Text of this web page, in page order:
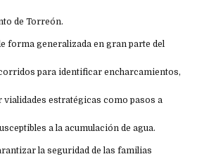
de Torreón.
forma generalizada en gran parte del
para identificar encharcamientos,
estratégicas como pasos a
a la acumulación de agua.
la seguridad de las familias